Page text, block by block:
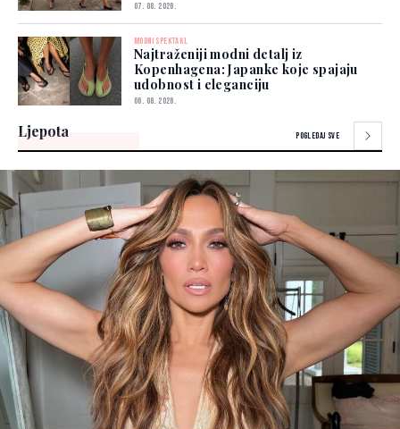
07. 08. 2026.
MODNI SPEKTAKL
Najtraženiji modni detalj iz
Kopenhagena: Japanke koje spajaju
udobnost i eleganciju
06. 08. 2026.
Ljepota POGLEDAJ SVE